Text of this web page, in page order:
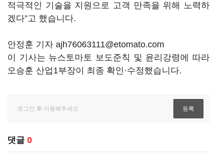
적극적인 기술을 지원으로 고객 만족을 위해 노력하
겠다”고 했습니다.
안정훈 기자 ajh76063111@etomato.com
이 기사는 뉴스토마토 보도준칙 및 윤리강령에 따라
오승훈 산업1부장이 최종 확인·수정했습니다.
댓글 0